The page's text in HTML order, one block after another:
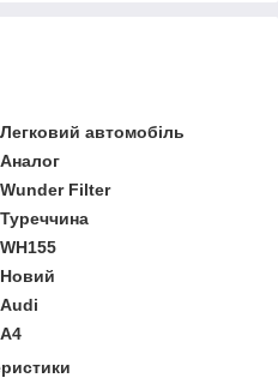
Легковий автомобіль
Аналог
Wunder Filter
Туреччина
WH155
Новий
Audi
A4